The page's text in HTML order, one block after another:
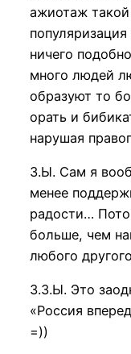
ажиотаж
ничего
много людей
образуют то
орать и
нарушая
З.Ы. Сам я
менее
радости…
больше, чем
любого
З.З.Ы. Это
«Россия
=))